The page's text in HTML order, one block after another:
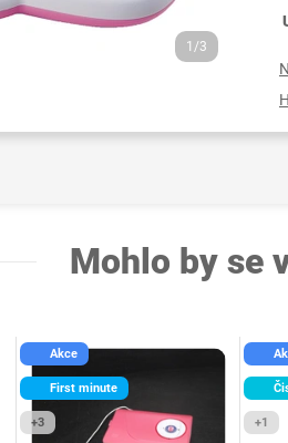
1/3
Mohlo by se
Akce
First minute
+3 +1